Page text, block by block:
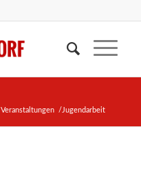
Veranstaltungen / Jugendarbeit